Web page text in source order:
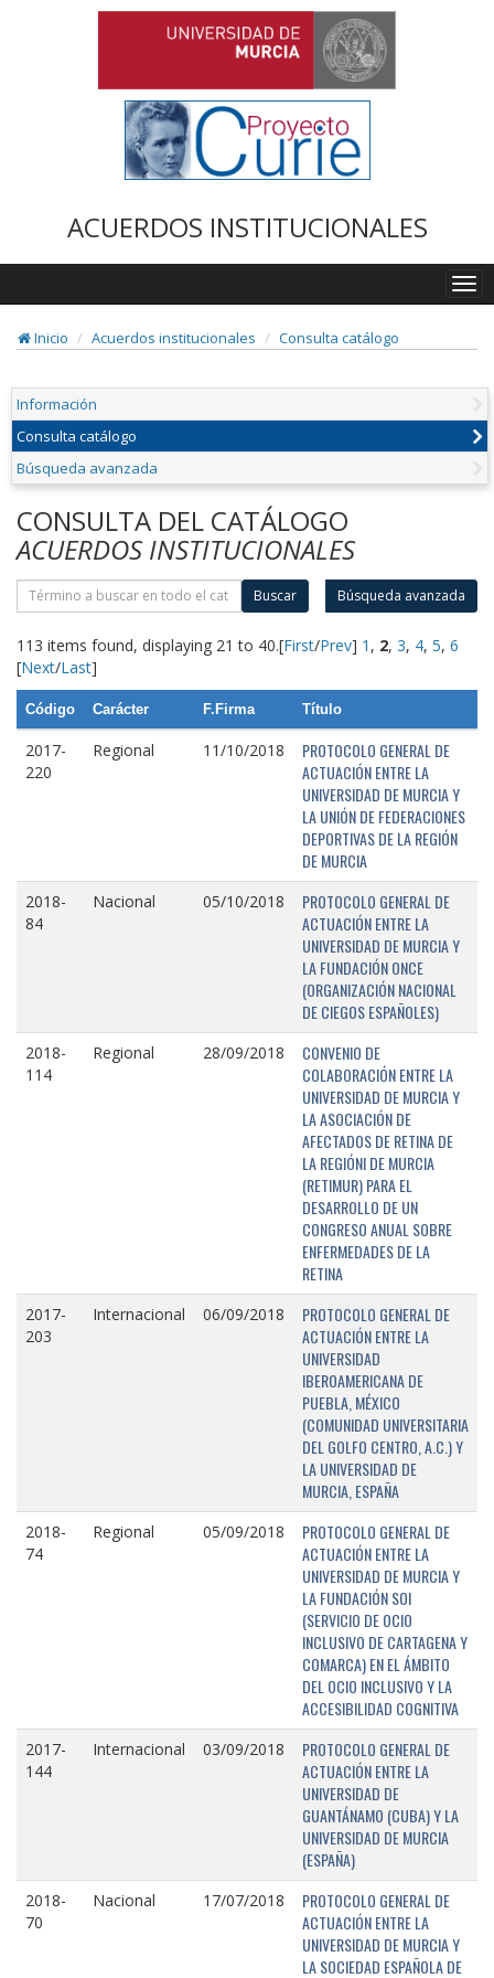
ACUERDOS INSTITUCIONALES
Inicio
Acuerdos institucionales Consulta catálogo
Información
Consulta catálogo
Búsqueda avanzada
CONSULTA DEL CATÁLOGO
ACUERDOS INSTITUCIONALES
Buscar Búsqueda avanzada
113 items found, displaying 21 to 40.[First/Prev] 1 , 2, 3, 4, 5, 6
[Next/Last]
Código Carácter F.Firma Título
2017-
220
Regional 11/10/2018
PROTOCOLO GENERAL DE
ACTUACIÓN ENTRE LA
UNIVERSIDAD DE MURCIA Y
LA UNIÓN DE FEDERACIONES
DEPORTIVAS DE LA REGIÓN
DE MURCIA
2018-
84
Nacional 05/10/2018
PROTOCOLO GENERAL DE
ACTUACIÓN ENTRE LA
UNIVERSIDAD DE MURCIA Y
LA FUNDACIÓN ONCE
(ORGANIZACIÓN NACIONAL
DE CIEGOS ESPAÑOLES)
2018-
114
Regional 28/09/2018
CONVENIO DE
COLABORACIÓN ENTRE LA
UNIVERSIDAD DE MURCIA Y
LA ASOCIACIÓN DE
AFECTADOS DE RETINA DE
LA REGIÓNI DE MURCIA
(RETIMUR) PARA EL
DESARROLLO DE UN
CONGRESO ANUAL SOBRE
ENFERMEDADES DE LA
RETINA
2017-
203
Internacional 06/09/2018
PROTOCOLO GENERAL DE
ACTUACIÓN ENTRE LA
UNIVERSIDAD
IBEROAMERICANA DE
PUEBLA, MÉXICO
(COMUNIDAD UNIVERSITARIA
DEL GOLFO CENTRO, A.C.) Y
LA UNIVERSIDAD DE
MURCIA, ESPAÑA
2018-
74
Regional 05/09/2018
PROTOCOLO GENERAL DE
ACTUACIÓN ENTRE LA
UNIVERSIDAD DE MURCIA Y
LA FUNDACIÓN SOI
(SERVICIO DE OCIO
INCLUSIVO DE CARTAGENA Y
COMARCA) EN EL ÁMBITO
DEL OCIO INCLUSIVO Y LA
ACCESIBILIDAD COGNITIVA
2017-
144
Internacional 03/09/2018
PROTOCOLO GENERAL DE
ACTUACIÓN ENTRE LA
UNIVERSIDAD DE
GUANTÁNAMO (CUBA) Y LA
UNIVERSIDAD DE MURCIA
(ESPAÑA)
2018-
70
Nacional 17/07/2018
PROTOCOLO GENERAL DE
ACTUACIÓN ENTRE LA
UNIVERSIDAD DE MURCIA Y
LA SOCIEDAD ESPAÑOLA DE